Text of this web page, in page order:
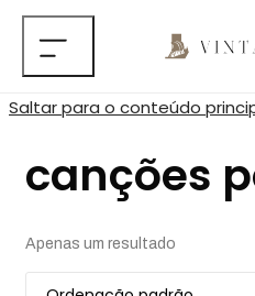
Saltar para o conteúdo
canções
Apenas um resultado